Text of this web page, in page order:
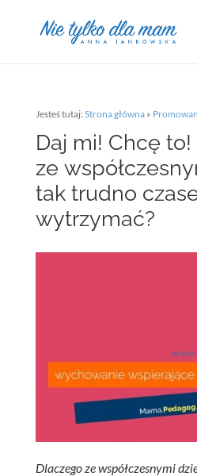
Jesteś tutaj: Strona główna»
Daj mi! Chcę
ze
tak trudno
wytrzymać?
Dlaczego ze współczesnymi